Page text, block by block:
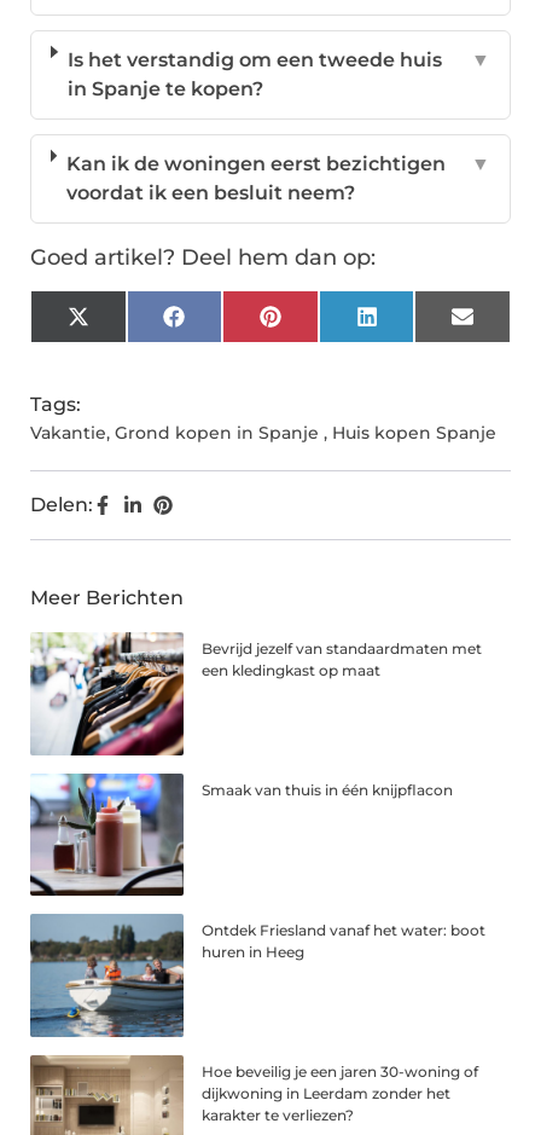
Is het verstandig om een tweede huis
in Spanje te kopen?
▼
Kan ik de woningen eerst bezichtigen
voordat ik een besluit neem?
▼
Goed artikel? Deel hem dan op:
X
(Twitter)
FacebookPinterestLinkedIn Email
Tags:
Vakantie, Grond kopen in Spanje , Huis kopen Spanje
Delen:
Meer Berichten
Bevrijd jezelf van standaardmaten met
een kledingkast op maat
Smaak van thuis in één knijpflacon
Ontdek Friesland vanaf het water: boot
huren in Heeg
Hoe beveilig je een jaren 30-woning of
dijkwoning in Leerdam zonder het
karakter te verliezen?